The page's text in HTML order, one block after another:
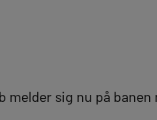
melder sig nu på